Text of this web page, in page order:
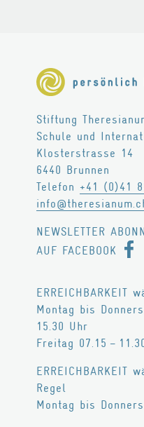
Stiftung
Schule und Internat
Klosterstrasse 14
6440 Brunnen
Telefon +41 (0)41
NEWSLETTER
AUF FACEBOOK
ERREICHBARKEIT
Montag bis
15.30 Uhr
Freitag 07.15 –
ERREICHBARKEIT
Regel
Montag bis